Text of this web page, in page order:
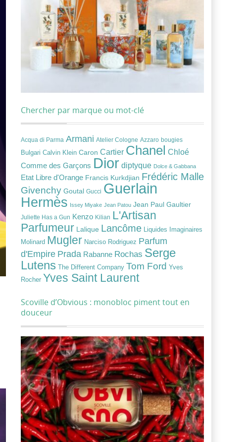
Chercher par marque ou mot-clé
Acqua di Parma Armani Atelier Cologne Azzaro bougies
Bulgari Calvin Klein Caron Cartier Chanel Chloé
Comme des Garçons Dior diptyque Dolce & Gabbana
Etat Libre d'Orange Francis Kurkdjian Frédéric Malle
Givenchy Goutal Gucci Guerlain
Hermès Issey Miyake Jean Patou Jean Paul Gaultier
Juliette Has a Gun Kenzo Kilian L'Artisan
Parfumeur Lalique Lancôme Liquides Imaginaires
Molinard Mugler Narciso Rodriguez Parfum
d'Empire Prada Rabanne Rochas Serge
Lutens
The Different Company Tom Ford Yves
Rocher Yves Saint Laurent
Scoville d’Obvious : monobloc piment tout en
douceur